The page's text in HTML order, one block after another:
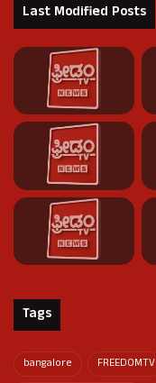
Last Modified Posts
Tags
bangalore FREEDOMTV